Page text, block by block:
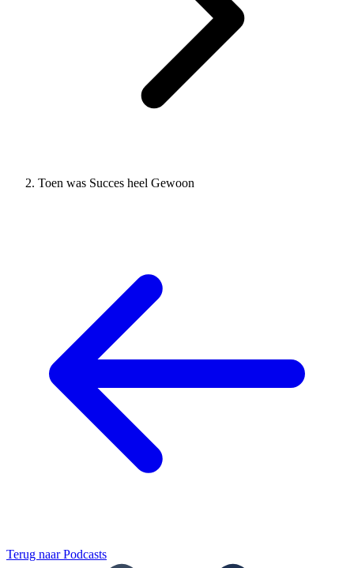
Toen was Succes heel Gewoon
Terug naarPodcasts